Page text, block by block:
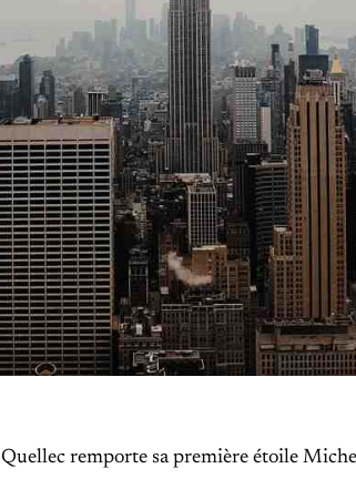
remporte sa première étoile